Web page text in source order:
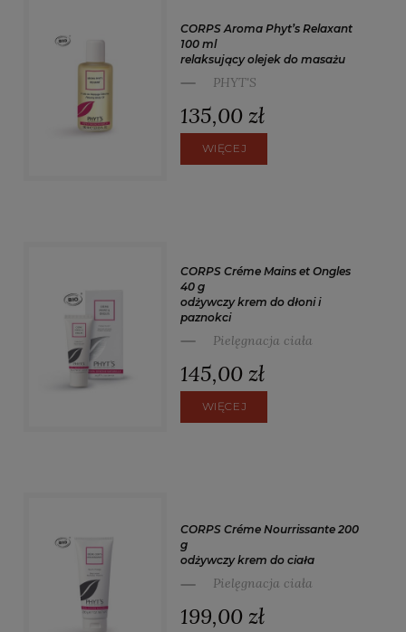
CORPS Aroma Phyt’s Relaxant
100 ml
relaksujący olejek do masażu
PHYT'S
135,00 zł
WIĘCEJ
CORPS Créme Mains et Ongles
40 g
odżywczy krem do dłoni i
paznokci
Pielęgnacja ciała
145,00 zł
WIĘCEJ
CORPS Créme Nourrissante 200
g
odżywczy krem do ciała
Pielęgnacja ciała
199,00 zł